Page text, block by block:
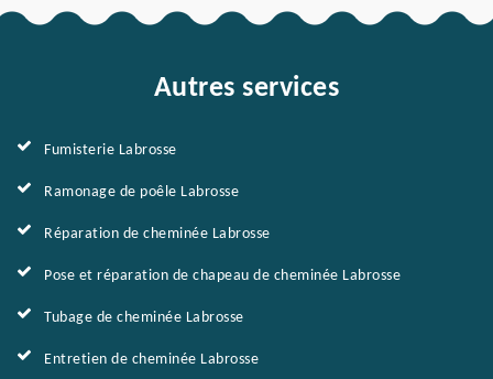
Autres services
Fumisterie Labrosse
Ramonage de poêle Labrosse
Réparation de cheminée Labrosse
Pose et réparation de chapeau de cheminée Labrosse
Tubage de cheminée Labrosse
Entretien de cheminée Labrosse